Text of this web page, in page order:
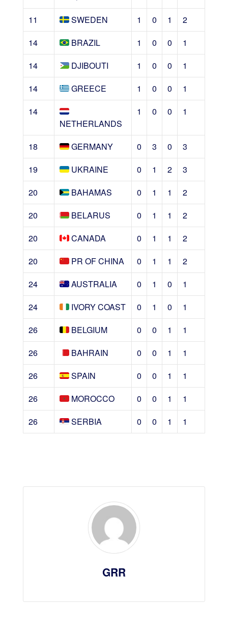
11
SWEDEN 1 0 1
2
14
BRAZIL 1 0 0
1
14
DJIBOUTI 1 0 0
1
14
GREECE 1 0 0
1
14
NETHERLANDS
1 0 0 1
18 GERMANY 0 3 0
3
19
UKRAINE 0 1 2
3
20
BAHAMAS 0 1 1
2
20
BELARUS 0 1 1
2
20
CANADA 0 1 1
2
20
PR OF CHINA 0 1 1
2
24
AUSTRALIA 0 1 0
1
24
IVORY COAST 0 1 0
1
26
BELGIUM 0 0 1
1
26
BAHRAIN 0 0 1
1
26
SPAIN 0 0 1
1
26
MOROCCO 0 0 1
1
26
SERBIA 0 0 1 1
GRR